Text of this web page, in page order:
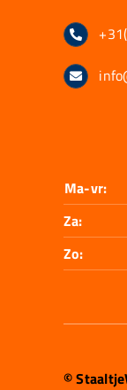
Ma-vr:
Za:
Zo:
©